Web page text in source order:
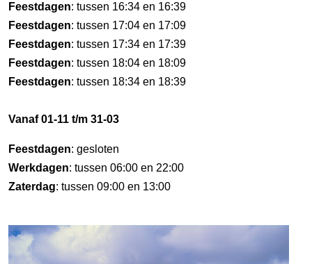
Feestdagen: tussen 16:34 en 16:39
Feestdagen: tussen 17:04 en 17:09
Feestdagen: tussen 17:34 en 17:39
Feestdagen: tussen 18:04 en 18:09
Feestdagen: tussen 18:34 en 18:39
Vanaf 01-11 t/m 31-03
Feestdagen: gesloten
Werkdagen: tussen 06:00 en 22:00
Zaterdag: tussen 09:00 en 13:00